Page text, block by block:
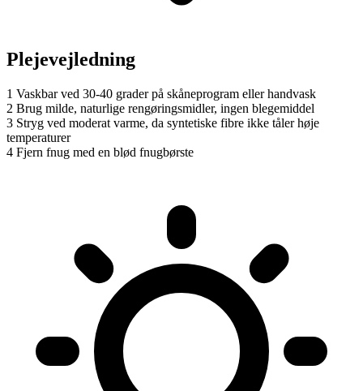
Plejevejledning
1 Vaskbar ved 30-40 grader på skåneprogram eller handvask
2 Brug milde, naturlige rengøringsmidler, ingen blegemiddel
3 Stryg ved moderat varme, da syntetiske fibre ikke tåler høje
temperaturer
4 Fjern fnug med en blød fnugbørste